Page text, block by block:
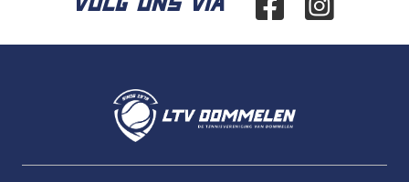
VOLG ONS VIA